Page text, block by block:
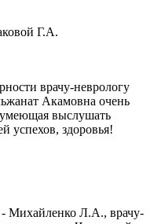
Г.А.
врачу-неврологу
Акамовна очень
умеющая выслушать
успехов, здоровья!
- Михайленко Л.А., врачу-